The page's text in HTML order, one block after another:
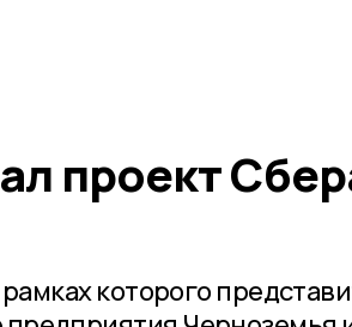
проект
которого